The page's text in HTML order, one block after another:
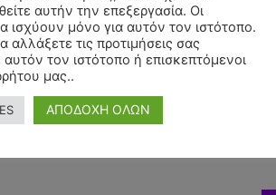
αυτήν την επεξεργασία. Οι
ισχύουν μόνο για αυτόν τον ιστότοπο.
αλλάξετε τις προτιμήσεις σας
τον ιστότοπο ή επισκεπτόμενοι
μας..
ΑΠΟΔΟΧΗ ΟΛΩΝ